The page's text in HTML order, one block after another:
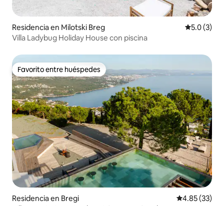
Residencia en Milotski Breg
5.0 (3)
Villa Ladybug Holiday House con piscina
Favorito entre huéspedes
Favorito entre huéspedes
Residencia en Bregi Calificación
4.85 (33)